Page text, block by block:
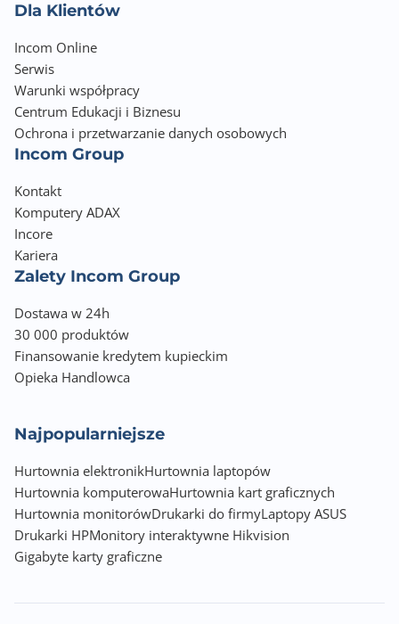
Dla Klientów
Incom Online
Serwis
Warunki współpracy
Centrum Edukacji i Biznesu
Ochrona i przetwarzanie danych osobowych
Incom Group
Kontakt
Komputery ADAX
Incore
Kariera
Zalety Incom Group
Dostawa w 24h
30 000 produktów
Finansowanie kredytem kupieckim
Opieka Handlowca
Najpopularniejsze
Hurtownia elektronikHurtownia laptopów
Hurtownia komputerowaHurtownia kart graficznych
Hurtownia monitorówDrukarki do firmyLaptopy ASUS
Drukarki HPMonitory interaktywne Hikvision
Gigabyte karty graficzne